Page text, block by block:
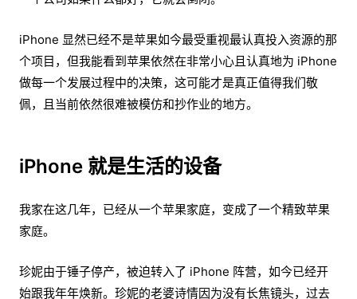
iPhone 显然已经不是苹果如今最受重视最认真投入资源的那
个项目，但我能看到苹果依然在非常小心且认真地为 iPhone
做每一个发展过程中的决策，这可能才是真正值得我们敬
佩，且当前依然很难被模仿和抄作业的地方。
iPhone 就是生活的设备
我家在这几年，已经从一个苹果家庭，变成了一个精致苹果
家庭。
珍妮由于锤子停产，被迫转入了 iPhone 阵营，如今已经开
始跟我年年焕新。珍妮的老婆诗情因为没有长焦镜头，过去